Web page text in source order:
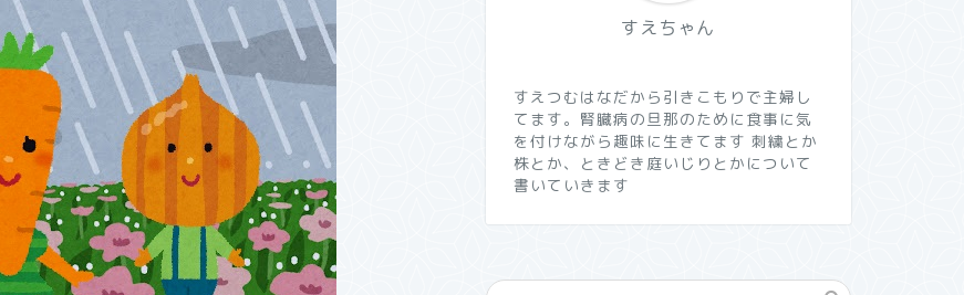
すえちゃん
すえつむはなだから引きこもりで主婦し
てます。腎臓病の旦那のために食事に気
を付けながら趣味に生きてます 刺繍とか
株とか、ときどき庭いじりとかについて
書いていきます